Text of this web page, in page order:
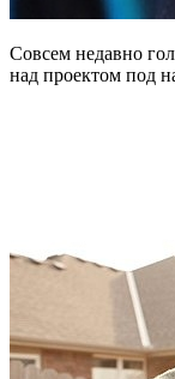
Совсем недавно
над проектом под